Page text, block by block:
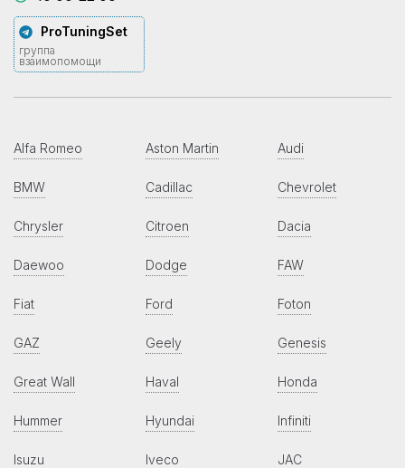
ProTuningSet
группа
взаимопомощи
Alfa Romeo Aston Martin Audi
BMW Cadillac Chevrolet
Chrysler Citroen Dacia
Daewoo Dodge FAW
Fiat Ford Foton
GAZ Geely Genesis
Great Wall Haval Honda
Hummer Hyundai Infiniti
Isuzu Iveco JAC